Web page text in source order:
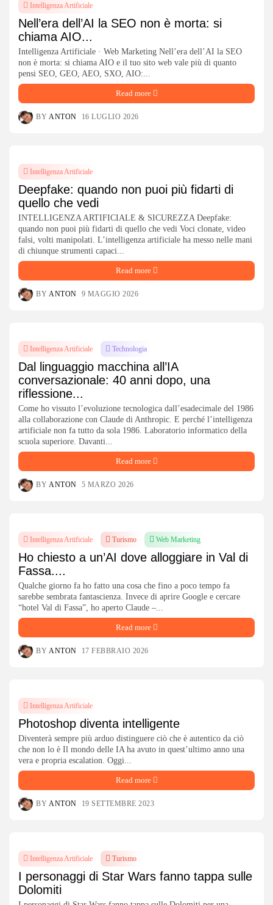
Intelligenza Artificiale
Nell’era dell’AI la SEO non è morta: si
chiama AIO...
Intelligenza Artificiale · Web Marketing Nell’era dell’AI la SEO
non è morta: si chiama AIO e il tuo sito web vale più di quanto
pensi SEO, GEO, AEO, SXO, AIO:...
Read more
BY ANTON 16 LUGLIO 2026
Intelligenza Artificiale
Deepfake: quando non puoi più fidarti di
quello che vedi
INTELLIGENZA ARTIFICIALE & SICUREZZA Deepfake:
quando non puoi più fidarti di quello che vedi Voci clonate, video
falsi, volti manipolati. L’intelligenza artificiale ha messo nelle mani
di chiunque strumenti capaci...
Read more
BY ANTON 9 MAGGIO 2026
Intelligenza Artificiale Technologia
Dal linguaggio macchina all’IA
conversazionale: 40 anni dopo, una
riflessione...
Come ho vissuto l’evoluzione tecnologica dall’esadecimale del 1986
alla collaborazione con Claude di Anthropic. E perché l’intelligenza
artificiale non fa tutto da sola 1986. Laboratorio informatico della
scuola superiore. Davanti...
Read more
BY ANTON 5 MARZO 2026
Intelligenza Artificiale Turismo Web Marketing
Ho chiesto a un’AI dove alloggiare in Val di
Fassa....
Qualche giorno fa ho fatto una cosa che fino a poco tempo fa
sarebbe sembrata fantascienza. Invece di aprire Google e cercare
“hotel Val di Fassa”, ho aperto Claude –...
Read more
BY ANTON 17 FEBBRAIO 2026
Intelligenza Artificiale
Photoshop diventa intelligente
Diventerà sempre più arduo distinguere ciò che è autentico da ciò
che non lo è Il mondo delle IA ha avuto in quest’ultimo anno una
vera e propria escalation. Oggi...
Read more
BY ANTON 19 SETTEMBRE 2023
Intelligenza Artificiale Turismo
I personaggi di Star Wars fanno tappa sulle
Dolomiti